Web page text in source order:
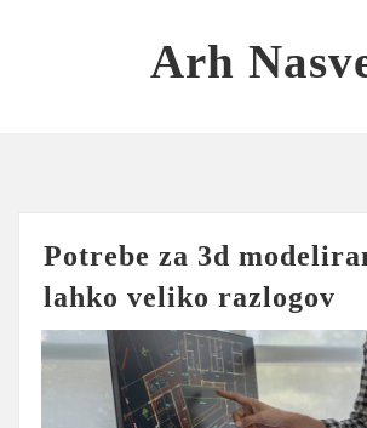
Arh
Potrebe za 3d
lahko veliko razlogov